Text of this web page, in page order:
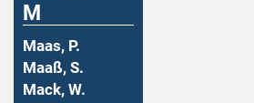
M
Maas, P.
Maaß, S.
Mack, W.